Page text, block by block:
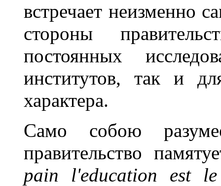
встречает неизменно
стороны
постоянных
институтов, так и
характера.
Само собою
правительство
pain l'education est